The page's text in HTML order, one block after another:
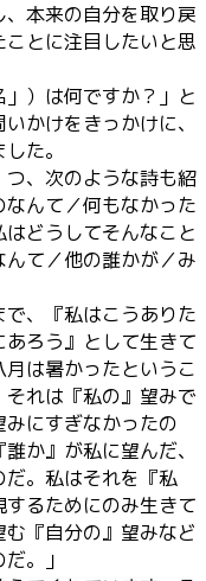
本来の自分を取り戻
とに注目したいと思
）は何ですか？」と
かけをきっかけに、
た。
、次のような詩も紹
んて／何もなかった
どうしてそんなこと
て／他の誰かが／み
、『私はこうありた
ろう』として生きて
は暑かったというこ
れは『私の』望みで
にすぎなかったの
か』が私に望んだ、
。私はそれを『私
るためにのみ生きて
『自分の』望みなど
。」